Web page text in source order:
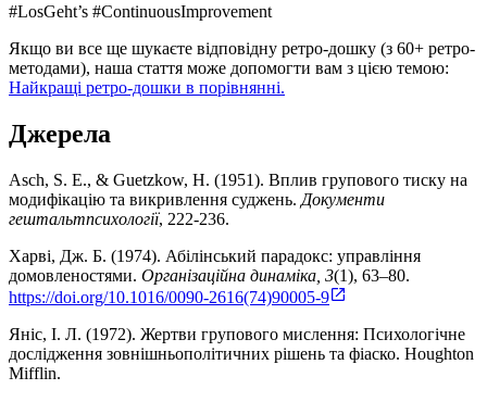
#LosGeht’s #ContinuousImprovement
Якщо ви все ще шукаєте відповідну ретро-дошку (з 60+ ретро-
методами), наша стаття може допомогти вам з цією темою:
Найкращі ретро-дошки в порівнянні.
Джерела
Asch, S. E., & Guetzkow, H. (1951). Вплив групового тиску на
модифікацію та викривлення суджень. Документи
гештальтпсихології, 222-236.
Харві, Дж. Б. (1974). Абілінський парадокс: управління
домовленостями. Організаційна динаміка, 3(1), 63–80.
https://doi.org/10.1016/0090-2616(74)90005-9
Яніс, І. Л. (1972). Жертви групового мислення: Психологічне
дослідження зовнішньополітичних рішень та фіаско. Houghton
Mifflin.